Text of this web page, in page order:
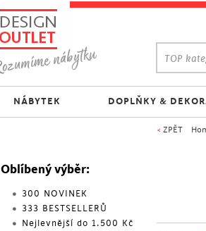
< ZPĚT
Oblíbený výběr:
300 NOVINEK
333 BESTSELLERŮ
Nejlevnější do 1.500 Kč
TOP
NÁBYTEK DOPLŇKY &